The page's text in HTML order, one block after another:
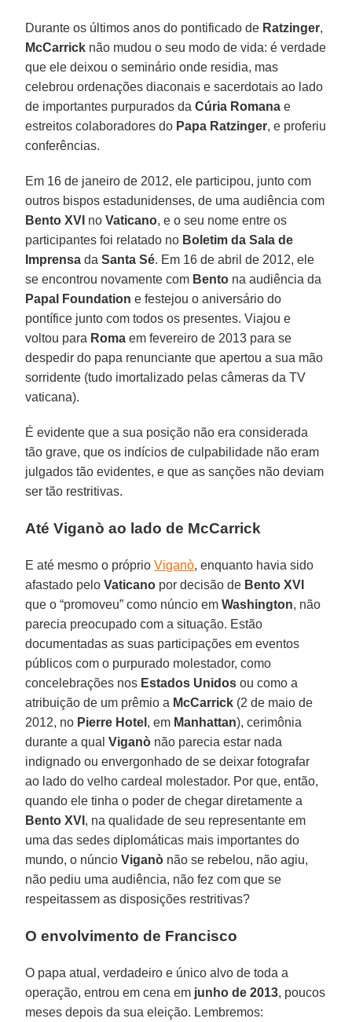
Durante os últimos anos do pontificado de Ratzinger,
McCarrick não mudou o seu modo de vida: é verdade
que ele deixou o seminário onde residia, mas
celebrou ordenações diaconais e sacerdotais ao lado
de importantes purpurados daCúria Romana e
estreitos colaboradores do Papa Ratzinger, e proferiu
conferências.
Em 16 de janeiro de 2012, ele participou, junto com
outros bispos estadunidenses, de uma audiência com
Bento XVI noVaticano, e o seu nome entre os
participantes foi relatado no Boletim da Sala de
Imprensa daSanta Sé. Em 16 de abril de 2012, ele
se encontrou novamente com Bento na audiência da
Papal Foundation e festejou o aniversário do
pontífice junto com todos os presentes. Viajou e
voltou para Roma em fevereiro de 2013 para se
despedir do papa renunciante que apertou a sua mão
sorridente (tudo imortalizado pelas câmeras da TV
vaticana).
É evidente que a sua posição não era considerada
tão grave, que os indícios de culpabilidade não eram
julgados tão evidentes, e que as sanções não deviam
ser tão restritivas.
Até Viganò ao lado de McCarrick
E até mesmo o próprioViganò, enquanto havia sido
afastado peloVaticano por decisão de Bento XVI
que o “promoveu” como núncio emWashington, não
parecia preocupado com a situação. Estão
documentadas as suas participações em eventos
públicos com o purpurado molestador, como
concelebrações nos Estados Unidos ou como a
atribuição de um prêmio a McCarrick (2 de maio de
2012, no Pierre Hotel , em Manhattan), cerimônia
durante a qualViganò não parecia estar nada
indignado ou envergonhado de se deixar fotografar
ao lado do velho cardeal molestador. Por que, então,
quando ele tinha o poder de chegar diretamente a
Bento XVI , na qualidade de seu representante em
uma das sedes diplomáticas mais importantes do
mundo, o núncioViganò não se rebelou, não agiu,
não pediu uma audiência, não fez com que se
respeitassem as disposições restritivas?
O envolvimento de Francisco
O papa atual, verdadeiro e único alvo de toda a
operação, entrou em cena em junho de 2013, poucos
meses depois da sua eleição. Lembremos: